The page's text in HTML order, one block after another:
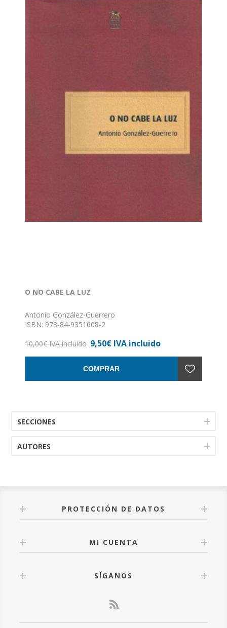
O NO CABE LA LUZ
Antonio González-Guerrero
ISBN: 978-84-9351608-2
Nº de páginas: 77
10,00€ IVA incluido 9,50€ IVA incluido
COMPRAR
SECCIONES
AUTORES
PROTECCIÓN DE DATOS
MI CUENTA
SÍGANOS